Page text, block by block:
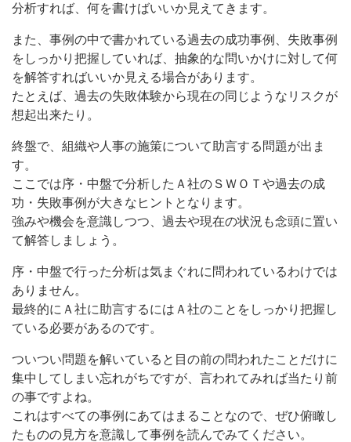
分析すれば、何を書けばいいか見えてきます。
また、事例の中で書かれている過去の成功事例、失敗事例
をしっかり把握していれば、抽象的な問いかけに対して何
を解答すればいいか見える場合があります。
たとえば、過去の失敗体験から現在の同じようなリスクが
想起出来たり。
終盤で、組織や人事の施策について助言する問題が出ま
す。
ここでは序・中盤で分析したＡ社のＳＷＯＴや過去の成
功・失敗事例が大きなヒントとなります。
強みや機会を意識しつつ、過去や現在の状況も念頭に置い
て解答しましょう。
序・中盤で行った分析は気まぐれに問われているわけでは
ありません。
最終的にＡ社に助言するにはＡ社のことをしっかり把握し
ている必要があるのです。
ついつい問題を解いていると目の前の問われたことだけに
集中してしまい忘れがちですが、言われてみれば当たり前
の事ですよね。
これはすべての事例にあてはまることなので、ぜひ俯瞰し
たものの見方を意識して事例を読んでみてください。